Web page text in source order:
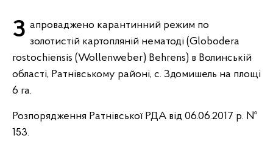
Запроваджено карантинний режим по золотистій картопляній нематоді (Globodera
rostochiensis (Wollenweber) Behrens) в Волинській
області, Ратнівському районі, с. Здомишель на площі
6 га.
Розпорядження Ратнівської РДА від 06.06.2017 р. №
153.